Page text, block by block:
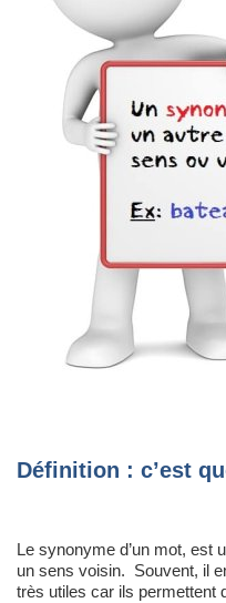
Définition : c’est
Le synonyme d’un mot, est
un sens voisin. Souvent, il
très utiles car ils permettent